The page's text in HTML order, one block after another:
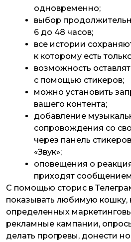
одновременно;
выбор
6 до 48 часов;
все истории
к которому есть
возможность
с помощью стикеров;
можно установить
вашего контента;
добавление
сопровождения со
через панель
«Звук»;
оповещения о
приходят сообщением
С помощью сторис в
показывать любимую кошку,
определенных
рекламные кампании,
делать прогревы, донести